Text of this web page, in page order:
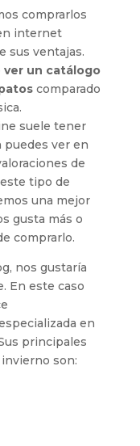
comprarlos
internet
sus ventajas.
ver un catálogo
comparado
suele tener
puedes ver en
de
tipo de
una mejor
gusta más o
comprarlo.
nos gustaría
En este caso
en
principales
son: